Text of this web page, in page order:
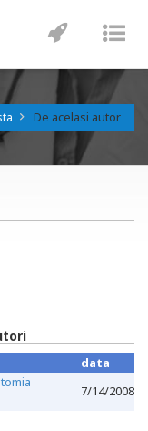
De acelasi autor
data
7/14/2008